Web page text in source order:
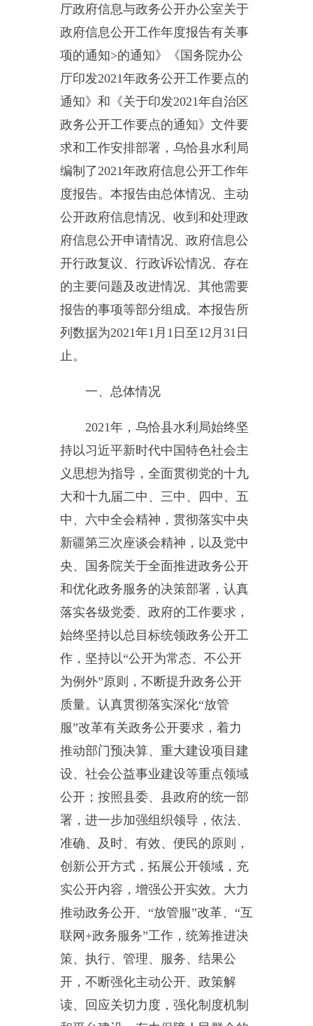
厅印发2021年政务公开工作要点的
通知》和《关于印发2021年自治区
政务公开工作要点的通知》文件要
编制了202
年政府信息公开工作年
度报告。本报告由总体情况、 主动
公开政府信息情况、收到和处理政
府信息公开申请情况、 政府信息公
开行政复议、行政诉讼情况、存在
的主要问题及改进情况、其他需要
报告的事项等部分组成。本报告所
列数据为2021年1月1日至12月31日
一、总体情况
2021年，乌恰县水利局始终坚
持以习近平新时代中国特色社会主
义思想为指导，全面贯彻党的十九
六中全
会精神，贯彻落实中央
新疆第三次座谈会精神，以及党中
和优化政务服务的决策部署，认真
落实各级党委、政府的工作要求，
始终坚持以总目标统领政务公开工
作，坚持以“公开为常态、不公开
为例外”原则，不断提升政务公开
质量。认真贯彻落实深化“放管
服”改革有关政务公开要求，着力
设、社会公益事业建设等重点领域
公开；按照县委、县政府的统一部
署，进一步加强组织领导，依法、
准确、及时、有效、便民的原则，
创新公开方式，拓展公开领域，充
实公开内容，增强公开实效。大力
推动政务公开、“放管服”改革、“互
联网+政务服务”工作，统筹推进决
开，不断强化主动公开、政策解
读、回应关切力度，强化制度机制
和平台建设，有力保障人民群众的
知情权、参与权、表达权和监督
权，各项工作取得了明显成效。
（一） 主动公开政府信息情
况。
条。其中部门文件（含转发）5